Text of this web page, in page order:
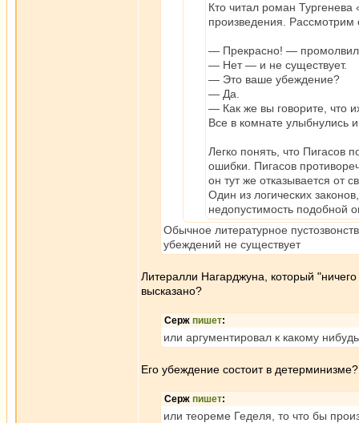
Кто читал роман Тургенева
произведения.
— Прекрасно! —
— Нет — и не существует.
— Это ваше убеждение?
— Да.
— Как же вы говорите, что
Все в комнате улыбнулись
Легко понять, что Пигасов
ошибки. Пигасов
он тут же отказывается от
Один из логических
недопустимость подобной
Обычное литературное
убеждений не существует
Литералли Нагарджуна, который
высказано?
Серж пишет:
или аргументировал к какому
Его убеждение состоит в детерминизме?
Серж пишет:
или теореме Геделя, то что бы